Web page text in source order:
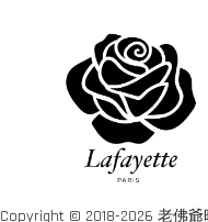
Copyright © 2018-2026 老佛爺